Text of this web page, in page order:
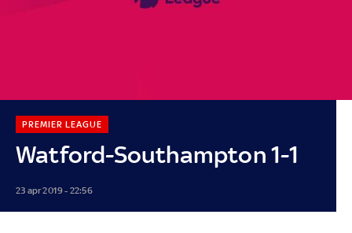
Watford-Southampton 1-1
PREMIER LEAGUE
23 apr 2019 - 22:56